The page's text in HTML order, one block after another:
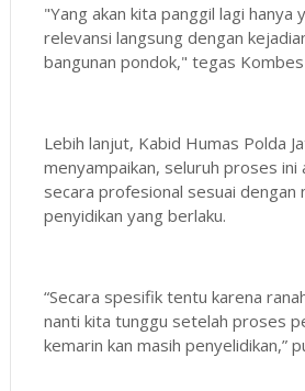
"Yang akan kita panggil lagi hanya
relevansi langsung dengan
bangunan pondok," tegas
Lebih lanjut, Kabid Humas Polda
menyampaikan, seluruh proses ini
secara profesional sesuai dengan
penyidikan yang berlaku.
“Secara spesifik tentu karena
nanti kita tunggu setelah proses
kemarin kan masih penyelidikan,”